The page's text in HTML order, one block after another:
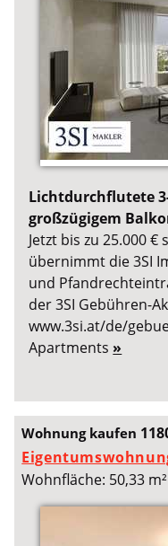
Lichtdurchflutete
großzügigem
Jetzt bis zu 25.000
übernimmt die 3SI
und
der 3SI Gebühren-
www.3si.at/de/
Apartments »
Wohnung kaufen
Wohnfläche: 50,33 m²